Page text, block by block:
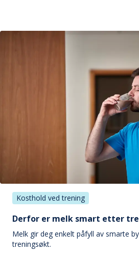
Kosthold ved trening
Derfor er melk smart etter
Melk gir deg enkelt påfyll av smarte
treningsøkt.